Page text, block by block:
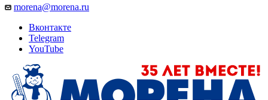
morena@morena.ru
Вконтакте
Telegram
YouTube